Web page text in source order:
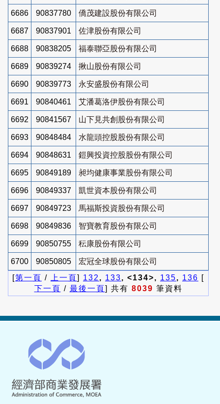
6686 90837780 僑茂建設股份有限公司
6687 90837901 佐津股份有限公司
6688 90838205 福泰聯亞股份有限公司
6689 90839274 揪山股份有限公司
6690 90839773 永安盛股份有限公司
6691 90840461 艾潘葛洛伊股份有限公司
6692 90841567 山下見共創股份有限公司
6693 90848484 水龍頭控股股份有限公司
6694 90848631 鎧興投資控股股份有限公司
6695 90849189 昶均健康事業股份有限公司
6696 90849337 凱世資本股份有限公司
6697 90849723 馬福斯投資股份有限公司
6698 90849836 智寶教育股份有限公司
6699 90850755 秐康股份有限公司
6700 90850805
宏冠全球股份有限公司
[第一頁 / 上一頁] 132 , 133, <134>, 135, 136 [
下一頁 / 最後一頁] 共有 8039 筆資料